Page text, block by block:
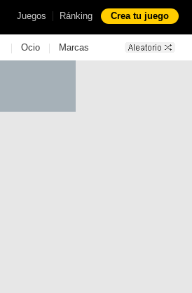
Juegos | Ránking Crea tu juego
| Ocio | Marcas